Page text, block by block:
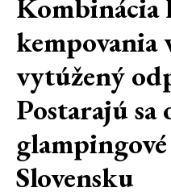
Kombinácia
kempovania
vytúžený
Postarajú sa
Slovensku